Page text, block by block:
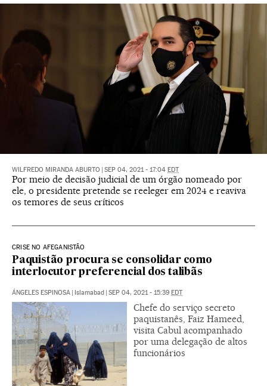
WILFREDO MIRANDA ABURTO SEP 04, 2021 - 17:04 EDT
Por meio de decisão judicial de um órgão nomeado por
ele, o presidente pretende se reeleger em 2024 e reaviva
os temores de seus críticos
CRISE NO AFEGANISTÃO
Paquistão procura se consolidar como
interlocutor preferencial dos talibãs
ÁNGELES ESPINOSA Islamabad SEP 04, 2021 - 15:39 EDT
Chefe do serviço secreto
paquistanês, Faiz Hameed,
visita Cabul acompanhado
por uma delegação de altos
funcionários